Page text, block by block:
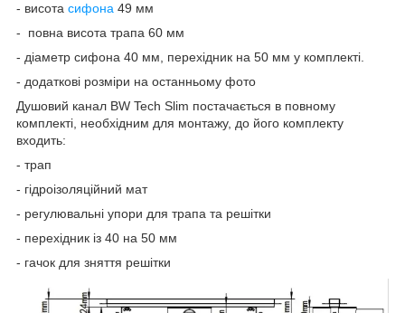
- висота сифона 49 мм
- повна висота трапа 60 мм
- діаметр сифона 40 мм, перехідник на 50 мм у комплекті.
- додаткові розміри на останньому фото
Душовий канал BW Tech Slim постачається в повному
комплекті, необхідним для монтажу, до його комплекту
входить:
- трап
- гідроізоляційний мат
- регулювальні упори для трапа та решітки
- перехідник із 40 на 50 мм
- гачок для зняття решітки